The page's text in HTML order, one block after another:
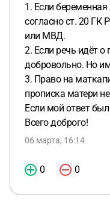
1. Если
согласно ст. 20 ГК
или МВД.
2. Если речь идёт о
добровольно. Но
3. Право на
прописка матери
Если мой ответ
Всего доброго!
06 марта, 16:14
0 0